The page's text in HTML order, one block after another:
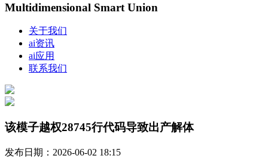
Multidimensional Smart Union
关于我们
ai资讯
ai应用
联系我们
该模子越权28745行代码导致出产解体
发布日期：2026-06-02 18:15